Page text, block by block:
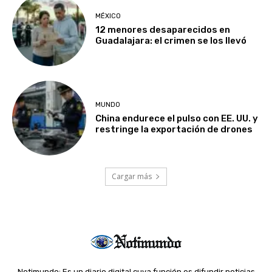
MÉXICO
12 menores desaparecidos en
Guadalajara: el crimen se los llevó
MUNDO
China endurece el pulso con EE. UU. y
restringe la exportación de drones
Cargar más